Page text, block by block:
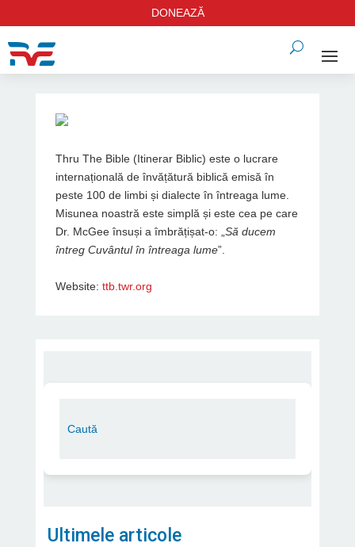
DONEAZĂ
Thru The Bible (Itinerar Biblic) este o lucrare
internațională de învățătură biblică emisă în
peste 100 de limbi și dialecte în întreaga lume.
Misunea noastră este simplă și este cea pe care
Dr. McGee însuși a îmbrățișat-o: „ Să ducem
întreg Cuvântul în întreaga lume”.
Website: ttb.twr.org
Ultimele articole